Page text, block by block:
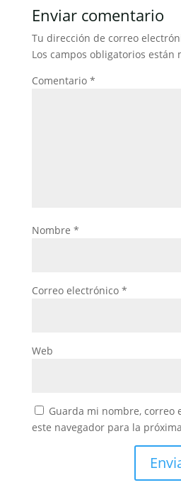
b
o
o
k
A
p
p
Enviar comentario
Tu dirección de correo
Los campos obligatorios están
Comentario *
Nombre *
Correo electrónico *
Web
Guarda mi nombre, correo
este navegador para la